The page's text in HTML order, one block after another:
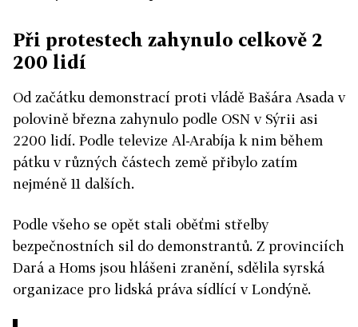
Při protestech zahynulo celkově 2
200 lidí
Od začátku demonstrací proti vládě Bašára Asada v
polovině března zahynulo podle OSN v Sýrii asi
2200 lidí. Podle televize Al-Arabíja k nim během
pátku v různých částech země přibylo zatím
nejméně 11 dalších.
Podle všeho se opět stali oběťmi střelby
bezpečnostních sil do demonstrantů. Z provinciích
Dará a Homs jsou hlášeni zranění, sdělila syrská
organizace pro lidská práva sídlící v Londýně.